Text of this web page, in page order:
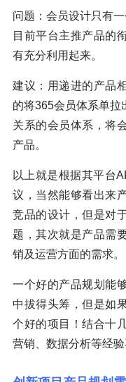
问题：会员设计只有
目前平台主推产品的
有充分利用起来。
建议：用递进的产品
的将365会员体系单拉
关系的会员体系，将
产品。
以上就是根据其平台
议，当然能够看出来
竞品的设计，但是对
题，其次就是产品需
销及运营方面的需求。
一个好的产品规划能
中拔得头筹，但是如
个好的项目！结合十
营销、数据分析等经